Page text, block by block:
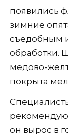
появились
зимние
съедобным
обработки.
медово-
покрыта
он вырос в